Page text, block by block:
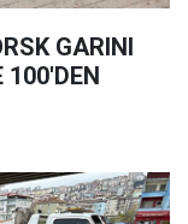
GARINI
100'DEN